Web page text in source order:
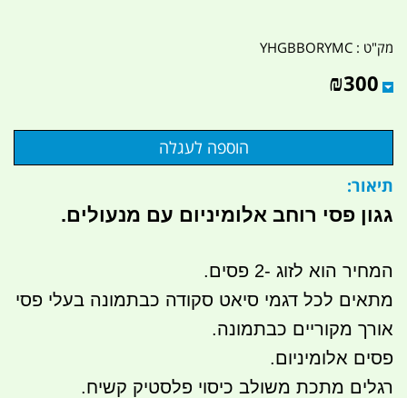
מק"ט : YHGBBORYMC
₪300
תיאור:
גגון פסי רוחב אלומיניום עם מנעולים.
המחיר הוא לזוג -2 פסים.
מתאים לכל דגמי סיאט סקודה כבתמונה בעלי פסי
אורך מקוריים כבתמונה.
פסים אלומיניום.
רגלים מתכת משולב כיסוי פלסטיק קשיח.